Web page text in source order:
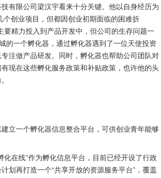
有限公司梁汉宇看来十分关键。他以自身经历为
创业项目，但都因创业初期面临的困难折
精力投入到产品开发中，但公司的生存问题一
的一个孵化器，通过孵化器遇到了一位天使投资
注做产品研发。同时，孵化器也帮助公司团队对
现在这些孵化服务政策和补贴政策，也许他的头
立一个孵化器信息整合平台，可供创业青年能够
在线”作为孵化信息平台，目前已经开设了行政
划再打造一个“共享开放的资源服务平台”，覆盖